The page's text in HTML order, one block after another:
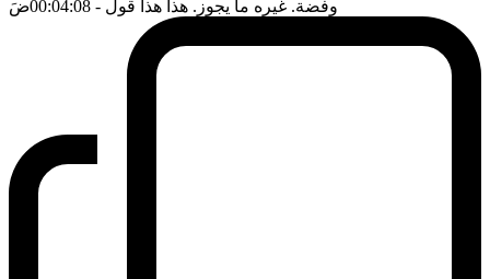
وفضة. غيره ما يجوز. هذا هذا قول - 00:04:08 ضَ